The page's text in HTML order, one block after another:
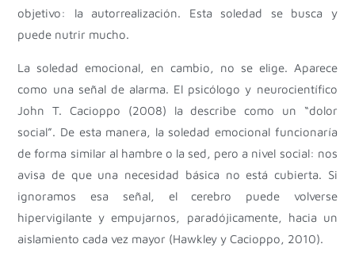
objetivo: la autorrealización. Esta soledad se busca y
puede nutrir mucho.
La soledad emocional, en cambio, no se elige. Aparece
como una señal de alarma. El psicólogo y neurocientífico
John T. Cacioppo (2008) la describe como un “dolor
social”. De esta manera, la soledad emocional funcionaría
de forma similar al hambre o la sed, pero a nivel social: nos
avisa de que una necesidad básica no está cubierta. Si
ignoramos esa señal, el cerebro puede volverse
hipervigilante y empujarnos, paradójicamente, hacia un
aislamiento cada vez mayor (Hawkley y Cacioppo, 2010).